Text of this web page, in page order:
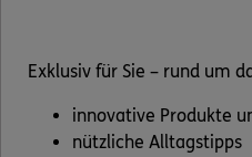
Exklusiv für Sie – rund um
innovative Produkte
nützliche Alltagstipps